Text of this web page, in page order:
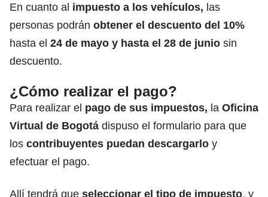
En cuanto al impuesto a los vehículos, las
personas podrán obtener el descuento del 10%
hasta el 24 de mayo y hasta el 28 de junio sin
descuento.
¿Cómo realizar el pago?
Para realizar el pago de sus impuestos, la Oficina
Virtual de Bogotá dispuso el formulario para que
los contribuyentes puedan descargarlo y
efectuar el pago.
Allí tendrá que seleccionar el tipo de impuesto, y